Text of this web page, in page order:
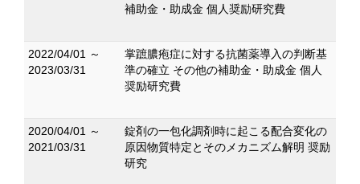
補助金・助成金 個人奨励研究費
2022/04/01 ～
2023/03/31
掌蹠膿疱症に対する抗菌薬導入の判断基
準の確立 その他の補助金・助成金 個人
奨励研究費
2020/04/01 ～
2021/03/31
錠剤の一包化調剤時に起こる配合変化の
原因物質特定とそのメカニズム解明 奨励
研究